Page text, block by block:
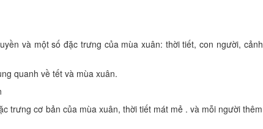
và một số đặc trưng của mùa xuân: thời tiết, con người, cảnh
quanh về tết và mùa xuân.
trưng cơ bản của mùa xuân, thời tiết mát mẻ . và mỗi người thêm